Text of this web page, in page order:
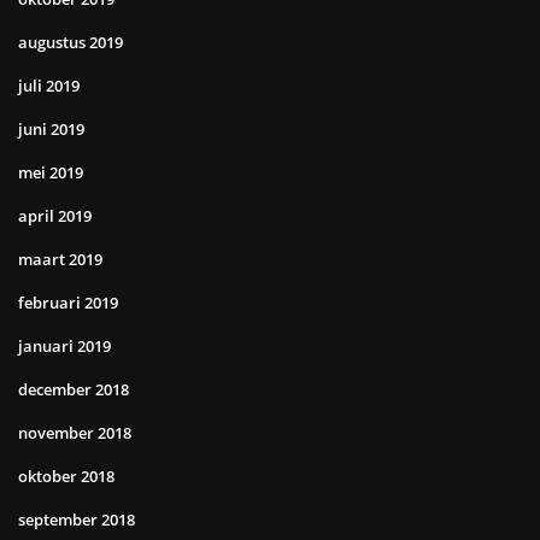
augustus 2019
juli 2019
juni 2019
mei 2019
april 2019
maart 2019
februari 2019
januari 2019
december 2018
november 2018
oktober 2018
september 2018